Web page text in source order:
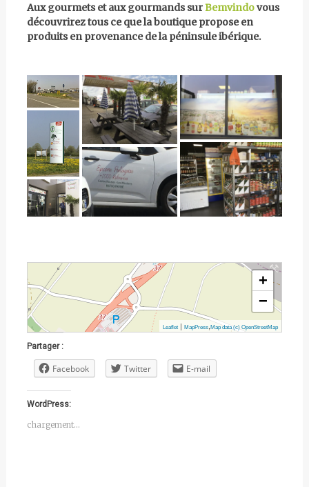
Aux gourmets et aux gourmands surBemvindovous
découvrirez tous ce que la boutique propose en
produits en provenance de la péninsule ibérique.
+
−
Leaflet |MapPress,Map data (c) OpenStreetMap
Partager :
Facebook Twitter E-mail
WordPress:
chargement…